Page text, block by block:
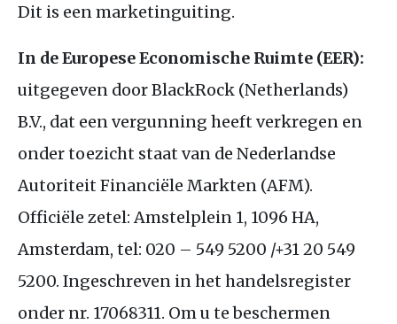
Dit is een marketinguiting.
In de Europese Economische Ruimte (EER):
uitgegeven door BlackRock (Netherlands)
B.V., dat een vergunning heeft verkregen en
onder toezicht staat van de Nederlandse
Autoriteit Financiële Markten (AFM).
Officiële zetel: Amstelplein 1, 1096 HA,
Amsterdam, tel: 020 – 549 5200 /+31 20 549
5200. Ingeschreven in het handelsregister
onder nr. 17068311. Om u te beschermen